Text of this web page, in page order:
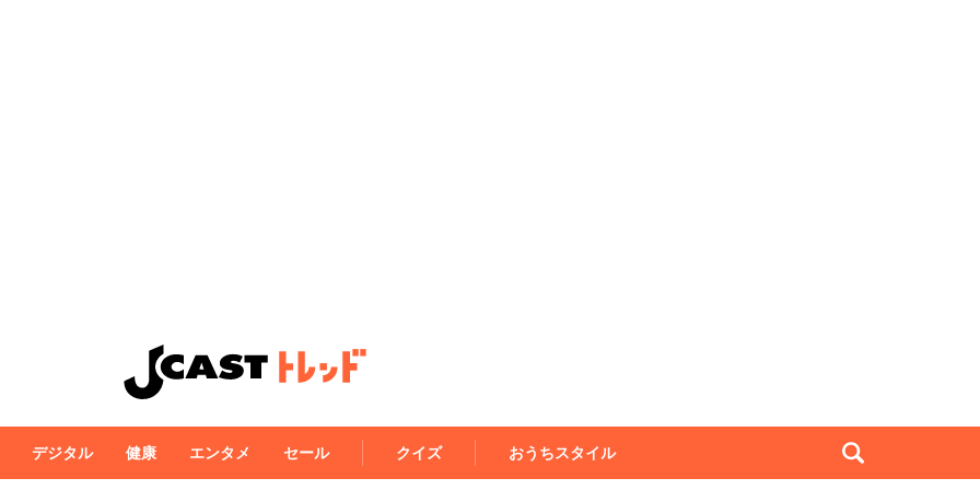
デジタル 健康 エンタメ セール クイズ おうちスタイル